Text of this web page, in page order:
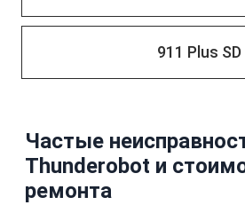
911 Plus SD
Частые
Thunderobot и
ремонта